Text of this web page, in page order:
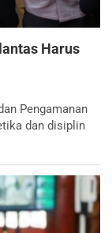
Harus
Pengamanan
dan disiplin